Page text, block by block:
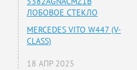
ЛОБОВОЕ СТЕКЛО
MERCEDES VITO W447 (V-
CLASS)
18 АПР 2025